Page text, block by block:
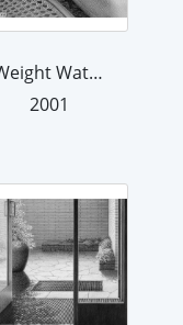
Weight Watcher
2001